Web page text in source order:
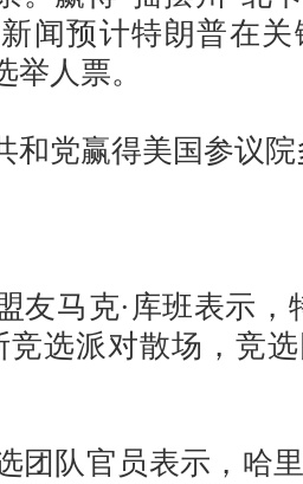
闻预计特朗普在
举人票。
党赢得美国参议院
马克·库班表示，
竞选派对散场，竞
队官员表示，哈里